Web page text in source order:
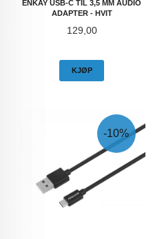
ENKAY USB-C TIL 3,5 MM AUDIO
ADAPTER - HVIT
Pris
129,00
KJØP
-10%